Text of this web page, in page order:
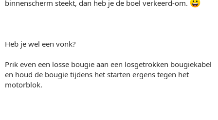
binnenscherm steekt, dan heb je de boel verkeerd-om.
Heb je wel een vonk?
Prik even een losse bougie aan een losgetrokken bougiekabel
en houd de bougie tijdens het starten ergens tegen het
motorblok.